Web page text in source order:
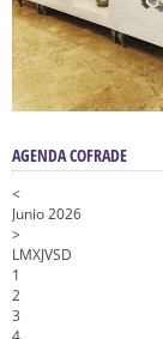
AGENDA COFRADE
<
Junio 2026
>
LMXJVSD
1
2
3